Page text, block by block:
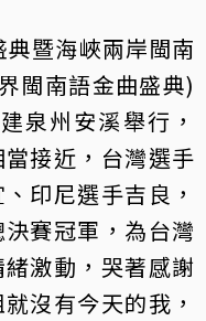
暨海峽兩岸閩南
閩南語金曲盛典)
泉州安溪舉行，
接近，台灣選手
印尼選手吉良，
賽冠軍，為台灣
激動，哭著感謝
沒有今天的我，